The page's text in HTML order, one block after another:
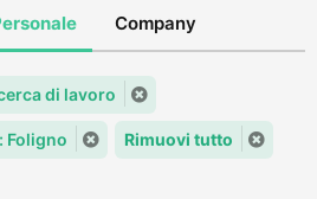
Company
di lavoro
Foligno Rimuovi tutto